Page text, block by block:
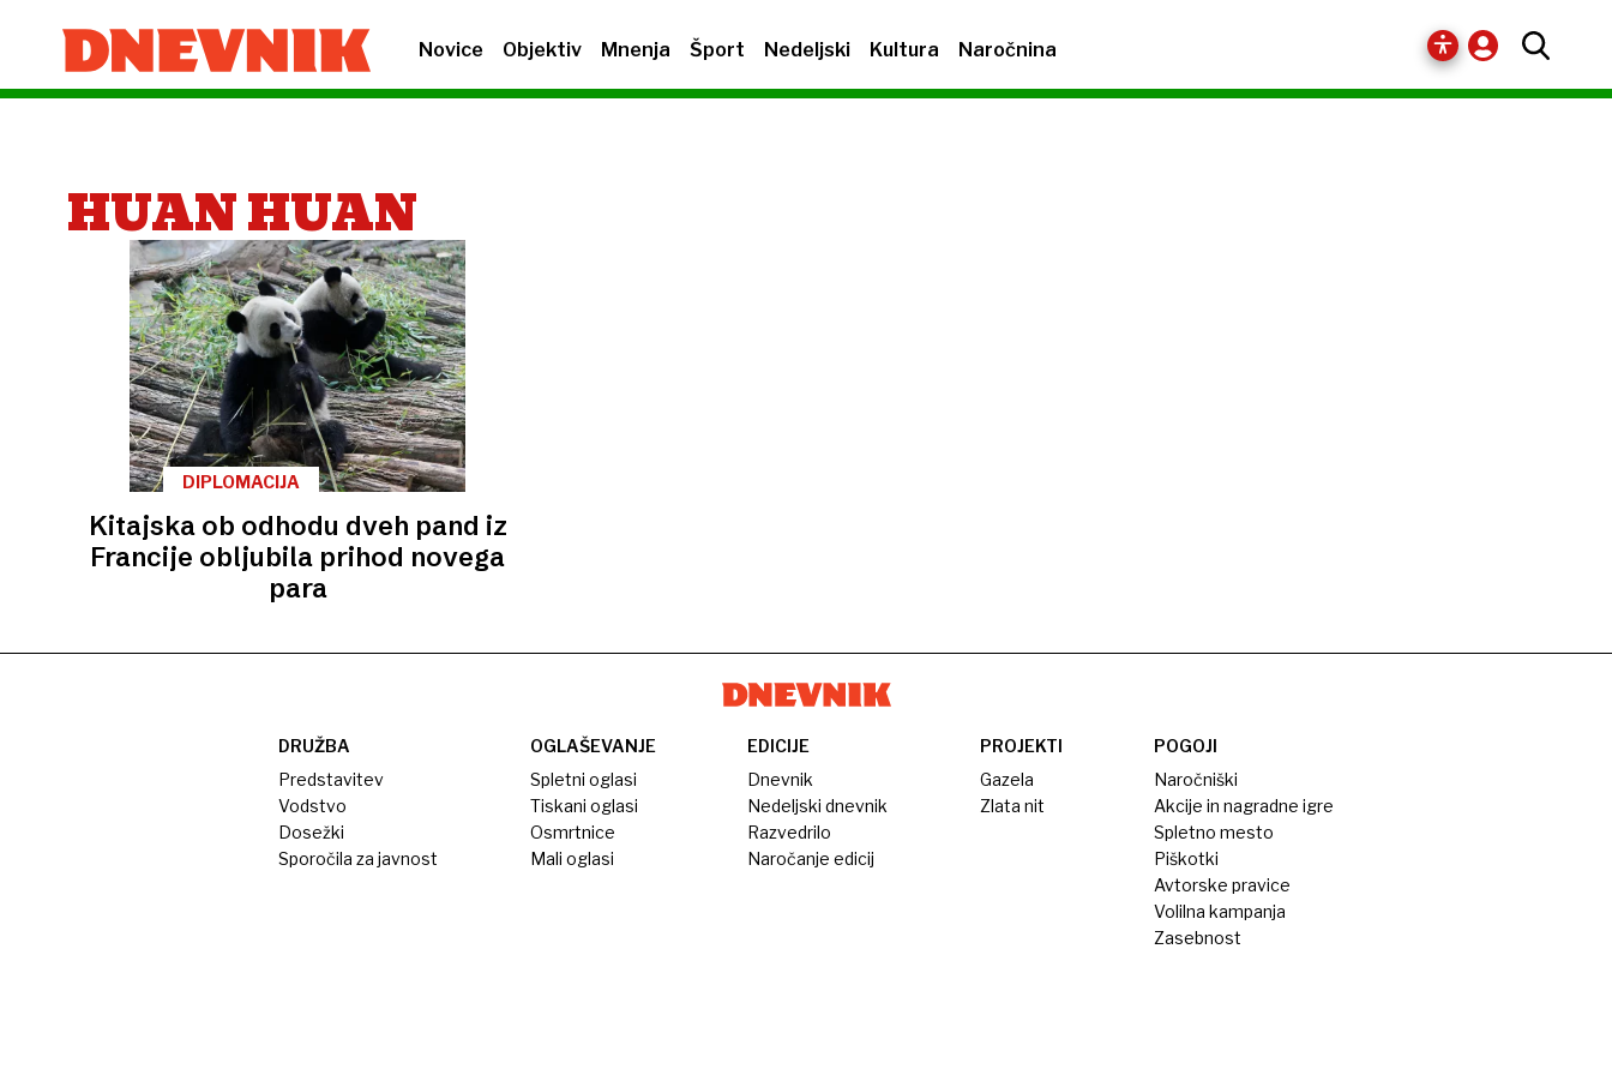
Novice Objektiv Mnenja Šport Nedeljski Kultura Naročnina
HUAN HUAN
DIPLOMACIJA
Kitajska ob odhodu dveh pand iz
Francije obljubila prihod novega
para
DRUŽBA
Predstavitev
Vodstvo
Dosežki
Sporočila za javnost
OGLAŠEVANJE
Spletni oglasi
Tiskani oglasi
Osmrtnice
Mali oglasi
EDICIJE
Dnevnik
Nedeljski dnevnik
Razvedrilo
Naročanje edicij
PROJEKTI
Gazela
Zlata nit
POGOJI
Naročniški
Akcije in nagradne igre
Spletno mesto
Piškotki
Avtorske pravice
Volilna kampanja
Zasebnost